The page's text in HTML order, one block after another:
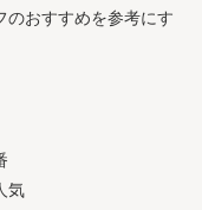
のおすすめを参考にす
気